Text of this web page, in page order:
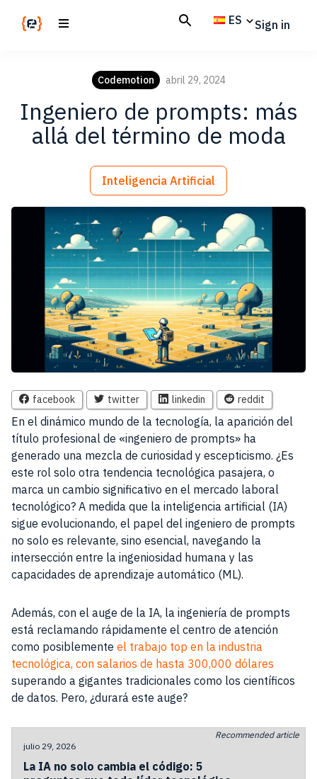
future.
Together
ES Sign in
Codemotion abril 29, 2024
Ingeniero de prompts: más
allá del término de moda
Inteligencia Artificial
facebook twitter linkedin reddit
En el dinámico mundo de la tecnología, la aparición del
título profesional de «ingeniero de prompts» ha
generado una mezcla de curiosidad y escepticismo. ¿Es
este rol solo otra tendencia tecnológica pasajera, o
marca un cambio significativo en el mercado laboral
tecnológico? A medida que la inteligencia artificial (IA)
sigue evolucionando, el papel del ingeniero de prompts
no solo es relevante, sino esencial, navegando la
intersección entre la ingeniosidad humana y las
capacidades de aprendizaje automático (ML).
Además, con el auge de la IA, la ingeniería de prompts
está reclamando rápidamente el centro de atención
como posiblemente el trabajo top en la industria
tecnológica, con salarios de hasta 300,000 dólares
superando a gigantes tradicionales como los científicos
de datos. Pero, ¿durará este auge?
Recommended article
julio 29, 2026
La IA no solo cambia el código: 5